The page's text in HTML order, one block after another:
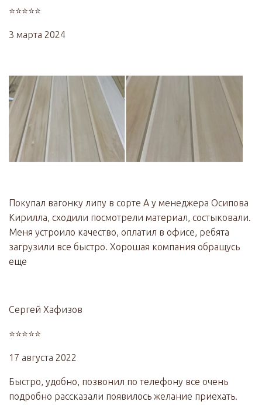
⭐⭐⭐⭐⭐
3 марта 2024
Покупал вагонку липу в сорте А у менеджера Осипова
Кирилла, сходили посмотрели материал, состыковали.
Меня устроило качество, оплатил в офисе, ребята
загрузили все быстро. Хорошая компания обращусь
еще
Сергей Хафизов
⭐⭐⭐⭐⭐
17 августа 2022
Быстро, удобно, позвонил по телефону все очень
подробно рассказали появилось желание приехать.